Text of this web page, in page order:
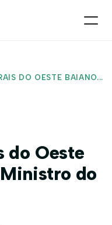
DO OESTE BAIANO...
do Oeste
do